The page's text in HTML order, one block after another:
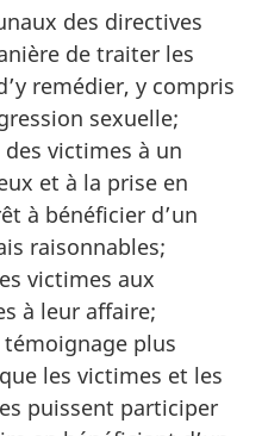
des directives
de traiter les
remédier, y compris
sexuelle;
victimes à un
et à la prise en
à bénéficier d’un
raisonnables;
victimes aux
à leur affaire;
plus
les victimes et les
puissent participer